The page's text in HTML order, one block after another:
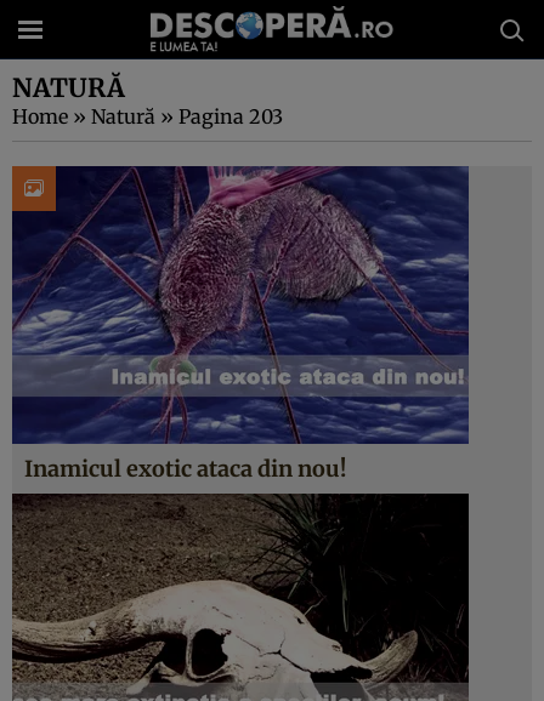
NATURĂ
Home » Natură » Pagina 203
Inamicul exotic ataca din nou!